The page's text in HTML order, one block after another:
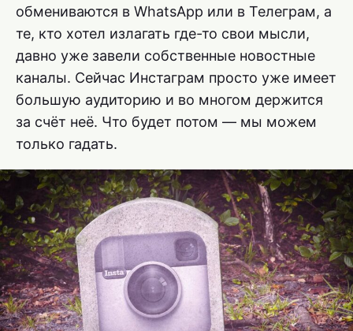
обмениваются в WhatsApp или в Телеграм, а
те, кто хотел излагать где-то свои мысли,
давно уже завели собственные новостные
каналы. Сейчас Инстаграм просто уже имеет
большую аудиторию и во многом держится
за счёт неё. Что будет потом — мы можем
только гадать.